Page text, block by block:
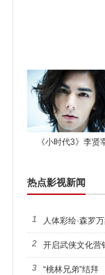
《小时代3》李贤
热点影视新闻
1 人体彩绘·森罗
荒宇宙
2 开启武侠文化营
3 “桃林兄弟”结拜